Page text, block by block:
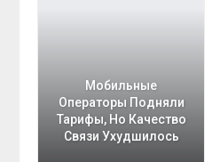
Мобильные
Операторы Подняли
Тарифы, Но Качество
Связи Ухудшилось